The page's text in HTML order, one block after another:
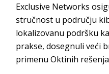
Exclusive Networks
stručnost u području
lokalizovanu podršku
prakse, dosegnuli veći
primenu Oktinih